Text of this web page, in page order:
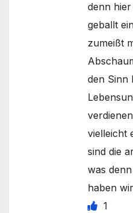
denn
geballt
zumeißt
den Sinn
vielleicht
sind die
was
haben
1